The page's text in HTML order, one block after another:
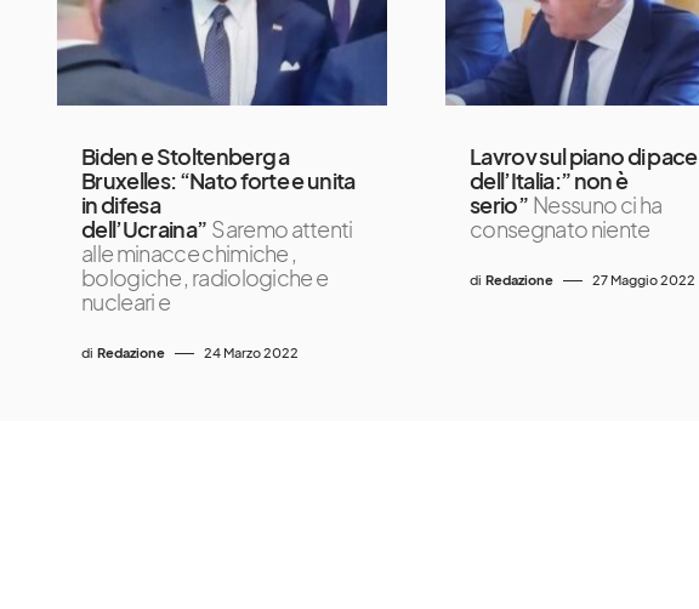
Biden e Stoltenberg a
Bruxelles: “Nato forte e unita
in difesa
dell’Ucraina” Saremo attenti
alle minacce chimiche ,
bologiche , radiologiche e
nucleari e
di Redazione 24 Marzo 2022
Lavrov sul piano di pace
dell’Italia:” non è
serio” Nessuno ci ha
consegnato niente
di Redazione 27 Maggio 2022